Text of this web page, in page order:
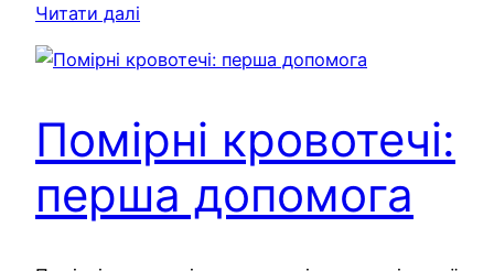
Читати далі
Помірні кровотечі:
перша допомога